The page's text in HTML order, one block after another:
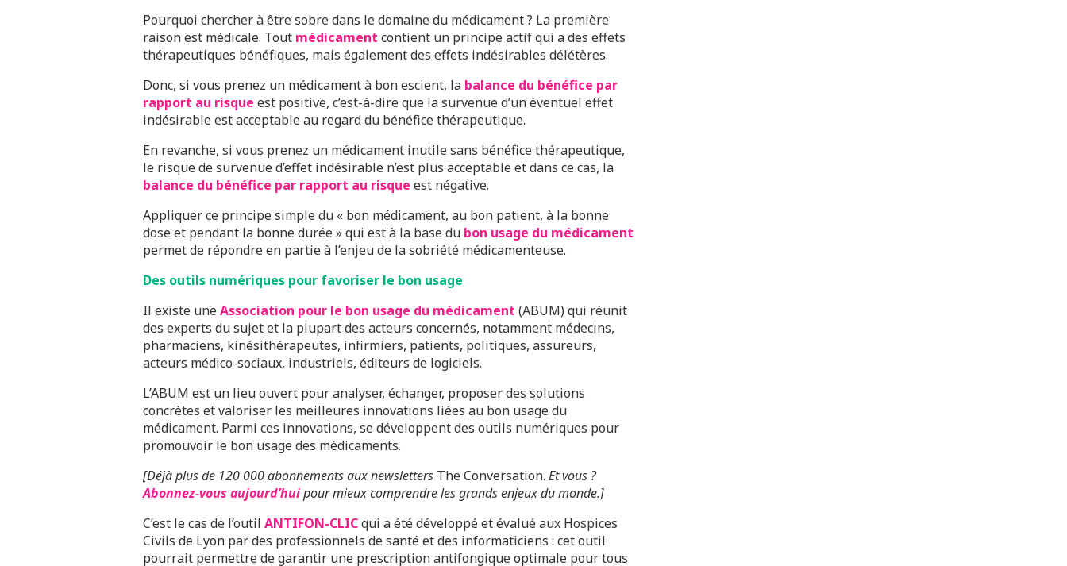
Pourquoi chercher à être sobre dans le domaine du médicament ? La première
raison est médicale. Tout médicament contient un principe actif qui a des effets
thérapeutiques bénéfiques, mais également des effets indésirables délétères.
Donc, si vous prenez un médicament à bon escient, la balance du bénéfice par
rapport au risque est positive, c’est-à-dire que la survenue d’un éventuel effet
indésirable est acceptable au regard du bénéfice thérapeutique.
En revanche, si vous prenez un médicament inutile sans bénéfice thérapeutique,
le risque de survenue d’effet indésirable n’est plus acceptable et dans ce cas, la
balance du bénéfice par rapport au risque est négative.
Appliquer ce principe simple du « bon médicament, au bon patient, à la bonne
dose et pendant la bonne durée » qui est à la base du bon usage du médicament
permet de répondre en partie à l’enjeu de la sobriété médicamenteuse.
Des outils numériques pour favoriser le bon usage
Il existe uneAssociation pour le bon usage du médicament (ABUM) qui réunit
des experts du sujet et la plupart des acteurs concernés, notamment médecins,
pharmaciens, kinésithérapeutes, infirmiers, patients, politiques, assureurs,
acteurs médico-sociaux, industriels, éditeurs de logiciels.
L’ABUM est un lieu ouvert pour analyser, échanger, proposer des solutions
concrètes et valoriser les meilleures innovations liées au bon usage du
médicament. Parmi ces innovations, se développent des outils numériques pour
promouvoir le bon usage des médicaments.
[Déjà plus de 120 000 abonnements aux newsletters The Conversation. Et vous ?
Abonnez-vous aujourd’huipour mieux comprendre les grands enjeux du monde.]
C’est le cas de l’outil ANTIFON-CLICqui a été développé et évalué aux Hospices
Civils de Lyon par des professionnels de santé et des informaticiens : cet outil
pourrait permettre de garantir une prescription antifongique optimale pour tous